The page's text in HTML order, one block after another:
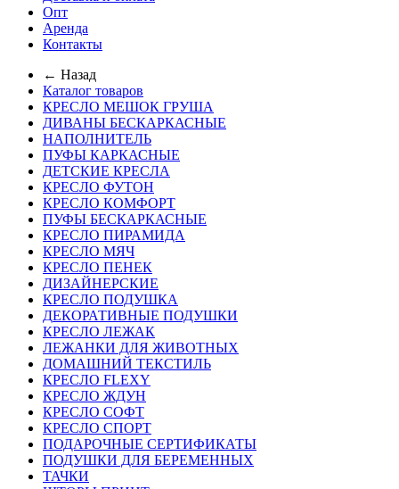
Опт
Аренда
Контакты
← Назад
Каталог товаров
КРЕСЛО МЕШОК ГРУША
ДИВАНЫ БЕСКАРКАСНЫЕ
НАПОЛНИТЕЛЬ
ПУФЫ КАРКАСНЫЕ
ДЕТСКИЕ КРЕСЛА
КРЕСЛО ФУТОН
КРЕСЛО КОМФОРТ
ПУФЫ БЕСКАРКАСНЫЕ
КРЕСЛО ПИРАМИДА
КРЕСЛО МЯЧ
КРЕСЛО ПЕНЕК
ДИЗАЙНЕРСКИЕ
КРЕСЛО ПОДУШКА
ДЕКОРАТИВНЫЕ ПОДУШКИ
КРЕСЛО ЛЕЖАК
ЛЕЖАНКИ ДЛЯ ЖИВОТНЫХ
ДОМАШНИЙ ТЕКСТИЛЬ
КРЕСЛО FLEXY
КРЕСЛО ЖДУН
КРЕСЛО СОФТ
КРЕСЛО СПОРТ
ПОДАРОЧНЫЕ СЕРТИФИКАТЫ
ПОДУШКИ ДЛЯ БЕРЕМЕННЫХ
ТАЧКИ